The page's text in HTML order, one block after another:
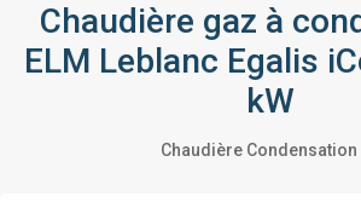
Chaudière gaz à
ELM Leblanc Egalis
kW
Chaudière Condensation